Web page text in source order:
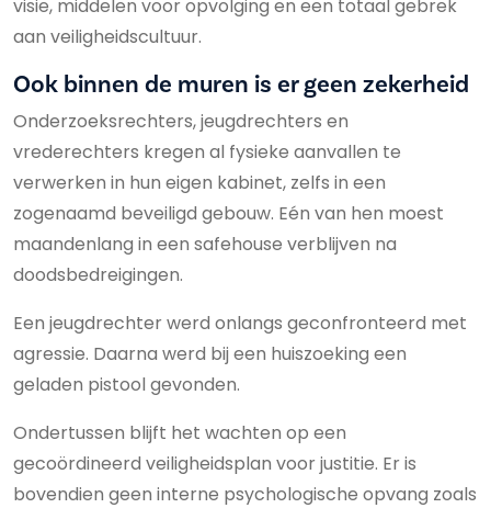
visie, middelen voor opvolging en een totaal gebrek
aan veiligheidscultuur.
Ook binnen de muren is er geen zekerheid
Onderzoeksrechters, jeugdrechters en
vrederechters kregen al fysieke aanvallen te
verwerken in hun eigen kabinet, zelfs in een
zogenaamd beveiligd gebouw. Eén van hen moest
maandenlang in een safehouse verblijven na
doodsbedreigingen.
Een jeugdrechter werd onlangs geconfronteerd met
agressie. Daarna werd bij een huiszoeking een
geladen pistool gevonden.
Ondertussen blijft het wachten op een
gecoördineerd veiligheidsplan voor justitie. Er is
bovendien geen interne psychologische opvang zoals